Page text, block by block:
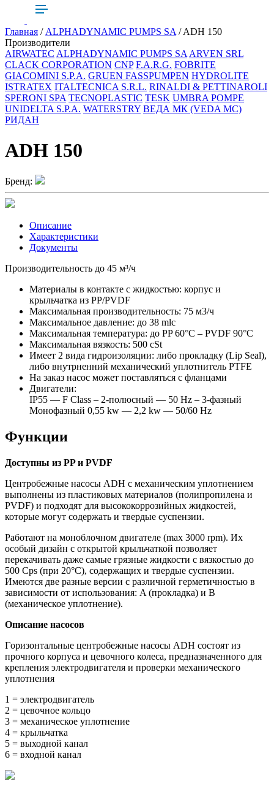
Главная /ALPHADYNAMIC PUMPS SA/ ADH 150
Производители
AIRWATEC ALPHADYNAMIC PUMPS SAARVEN SRL
CLACK CORPORATION CNP F.A.R.G. FOBRITE
GIACOMINI S.P.A. GRUEN FASSPUMPEN HYDROLITE
ISTRATEX ITALTECNICA S.R.L. RINALDI & PETTINAROLI
SPERONI SPA TECNOPLASTIC TESK UMBRA POMPE
UNIDELTA S.P.A. WATERSTRY ВЕДА МК (VEDA MC)
РИДАН
ADH 150
Бренд:
Описание
Характеристики
Документы
Производительность до 45 м³/ч
Материалы в контакте с жидкостью: корпус и
крыльчатка из PP/PVDF
Максимальная производительность: 75 м3/ч
Максимальное давление: до 38 mlc
Максимальная температура: до PP 60°C – PVDF 90°C
Максимальная вязкость: 500 cSt
Имеет 2 вида гидроизоляции: либо прокладку (Lip Seal),
либо внутрненний механический уплотнитель PTFE
На заказ насос может поставляться с фланцами
Двигатели:
IP55 — F Class – 2-полюсный — 50 Hz – 3-фазный
Монофазный 0,55 kw — 2,2 kw — 50/60 Hz
Функции
Доступны из PP и PVDF
Центробежные насосы ADH с механическим уплотнением
выполнены из пластиковых материалов (полипропилена и
PVDF) и подходят для высококоррозийных жидкостей,
которые могут содержать и твердые суспензии.
Работают на моноблочном двигателе (max 3000 rpm). Их
особый дизайн с открытой крыльчаткой позволяет
перекачивать даже самые грязные жидкости с вязкостью до
500 Cps (при 20°C), содержащих и твердые суспензии.
Имеются две разные версии с различной герметичностью в
зависимости от использования: A (прокладка) и B
(механическое уплотнение).
Описание насосов
Γоризонтальные центробежные насосы ADH состоят из
прочного корпуса и цевочного колеса, предназначенного для
крепления электродвигателя и проверки механического
уплотнения
1 = электродвигатель
2 = цевочное кольцо
3 = механическое уплотнение
4 = крыльчатка
5 = выходной канал
6 = входной канал